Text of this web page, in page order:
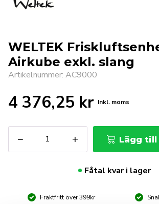
WELTEK
Airkube exkl. slang
Artikelnummer: AC9000
4 376,25 kr Inkl. moms
−
Friskluftsenhet
Airkube
+ Lägg
Fåtal kvar i lager
Fraktfritt över 399kr